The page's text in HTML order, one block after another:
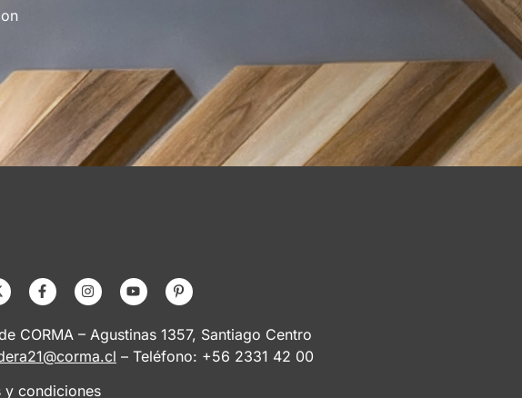
CORMA – Agustinas 1357, Santiago Centro
– Teléfono: +56 2331 42 00
y condiciones